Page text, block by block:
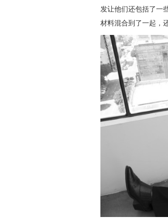
发让他们还包括了一
材料混合到了一起，